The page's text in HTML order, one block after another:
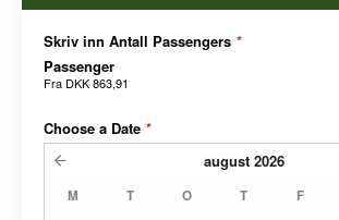
Skriv inn Antall Passengers *
Passenger
Fra DKK 863,91
Choose a Date *
august 2026
M T O T F